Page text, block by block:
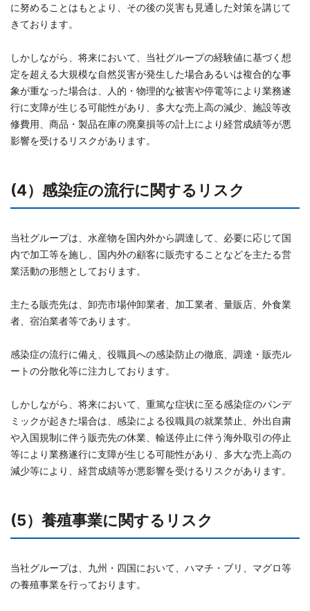
に努めることはもとより、その後の災害も見通した対策を講じて
きております。
しかしながら、将来において、当社グループの経験値に基づく想
定を超える大規模な自然災害が発生した場合あるいは複合的な事
象が重なった場合は、人的・物理的な被害や停電等により業務遂
行に支障が生じる可能性があり、多大な売上高の減少、施設等改
修費用、商品・製品在庫の廃棄損等の計上により経営成績等が悪
影響を受けるリスクがあります。
(4）感染症の流行に関するリスク
当社グループは、水産物を国内外から調達して、必要に応じて国
内で加工等を施し、国内外の顧客に販売することなどを主たる営
業活動の形態としております。
主たる販売先は、卸売市場仲卸業者、加工業者、量販店、外食業
者、宿泊業者等であります。
感染症の流行に備え、役職員への感染防止の徹底、調達・販売ル
ートの分散化等に注力しております。
しかしながら、将来において、重篤な症状に至る感染症のパンデ
ミックが起きた場合は、感染による役職員の就業禁止、外出自粛
や入国規制に伴う販売先の休業、輸送停止に伴う海外取引の停止
等により業務遂行に支障が生じる可能性があり、多大な売上高の
減少等により、経営成績等が悪影響を受けるリスクがあります。
(5）養殖事業に関するリスク
当社グループは、九州・四国において、ハマチ・ブリ、マグロ等
の養殖事業を行っております。